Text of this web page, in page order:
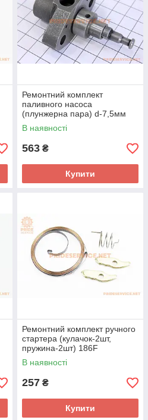
Ремонтний комплект
паливного насоса
(плунжерна пара) d-7,5мм
186F
В наявності
563 ₴
Купити
Ремонтний комплект ручного
стартера (кулачок-2шт,
пружина-2шт) 186F
В наявності
257 ₴
Купити